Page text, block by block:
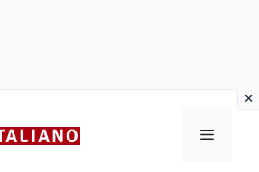
Menu